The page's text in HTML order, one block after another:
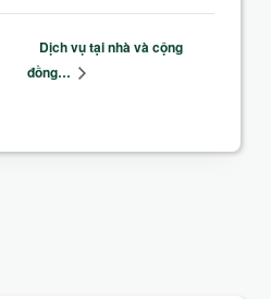
Dịch vụ tại nhà và cộng
đồng…